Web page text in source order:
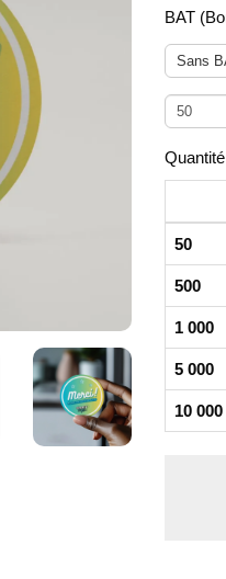
BAT
Sans
50
500
1 000
5 000
10 000